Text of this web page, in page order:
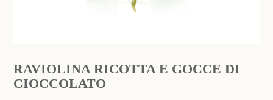
RAVIOLINA RICOTTA E GOCCE DI
CIOCCOLATO